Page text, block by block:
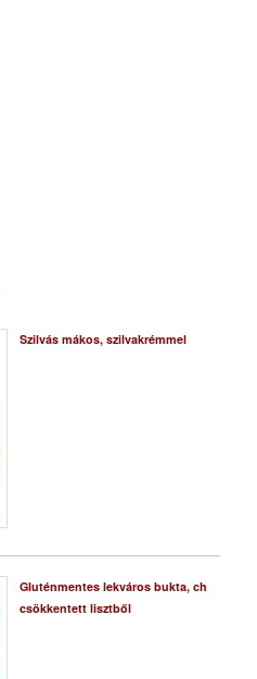
Szilvás mákos, szilvakrémmel
Gluténmentes lekváros bukta, ch
csökkentett lisztből